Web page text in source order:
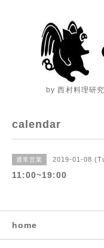
by 西村料理研
calendar
通常営業 2019-01-08
11:00~19:00
home